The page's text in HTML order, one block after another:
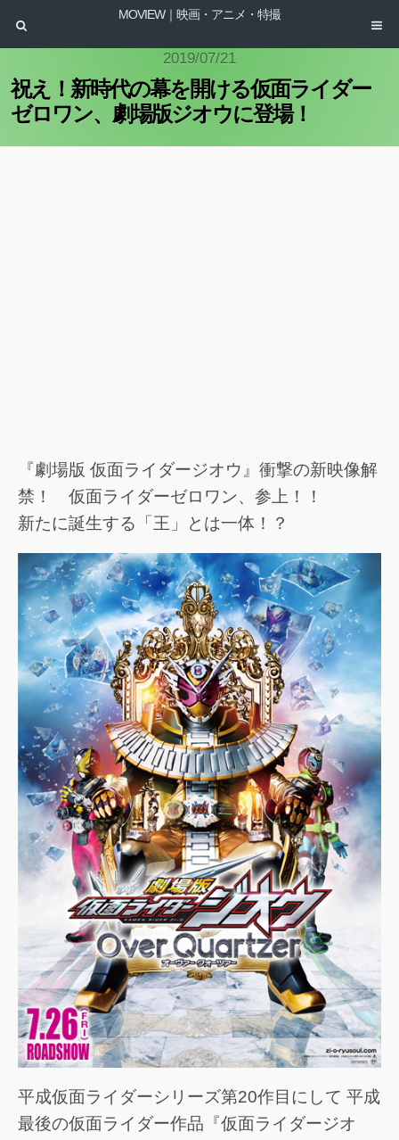
MOVIEW｜映画・アニメ・特撮
2019/07/21
祝え！新時代の幕を開ける仮面ライダー
ゼロワン、劇場版ジオウに登場！
『劇場版 仮面ライダージオウ』衝撃の新映像解
禁！ 仮面ライダーゼロワン、参上！！
新たに誕生する「王」とは一体！？
平成仮面ライダーシリーズ第20作目にして 平成
最後の仮面ライダー作品『仮面ライダージオ